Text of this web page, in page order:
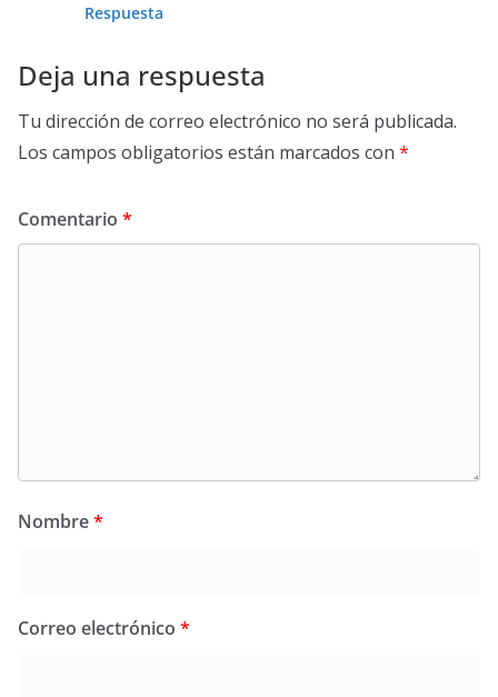
Respuesta
Deja una respuesta
Tu dirección de correo electrónico no será publicada.
Los campos obligatorios están marcados con *
Comentario *
Nombre*
Correo electrónico *